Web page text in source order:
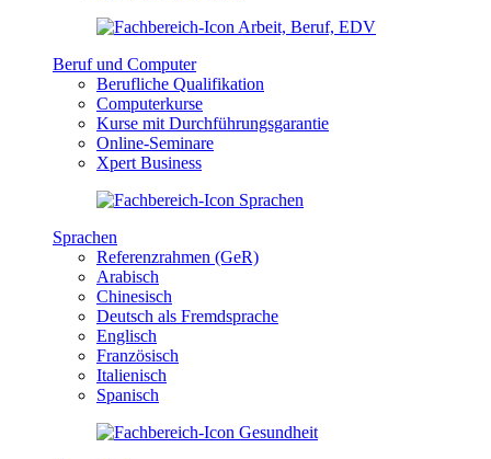
Beruf und Computer
Berufliche Qualifikation
Computerkurse
Kurse mit Durchführungsgarantie
Online-Seminare
Xpert Business
Sprachen
Referenzrahmen (GeR)
Arabisch
Chinesisch
Deutsch als Fremdsprache
Englisch
Französisch
Italienisch
Spanisch